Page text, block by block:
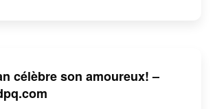
célèbre son amoureux! –